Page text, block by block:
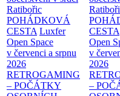
Ratibořic
POHÁDKOVÁ
CESTA Luxfer
Open Space
v červenci a srpnu
2026
RETROGAMING
– POČÁTKY
CESTA
Open
v
2026
–